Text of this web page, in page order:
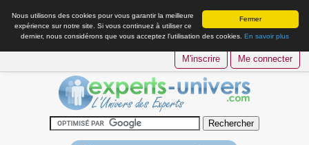
Fermer
Nous utilisons des cookies pour vous garantir la meilleure
expérience sur notre site. Si vous continuez à utiliser ce
dernier, nous considérons que vous acceptez l’utilisation des cookies. En savoir plus
M'inscrire Me connecter